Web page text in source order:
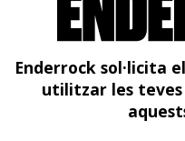
Enderrock sol·licita
utilitzar les teves